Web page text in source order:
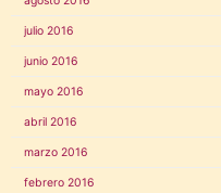
julio 2016
junio 2016
mayo 2016
abril 2016
marzo 2016
febrero 2016